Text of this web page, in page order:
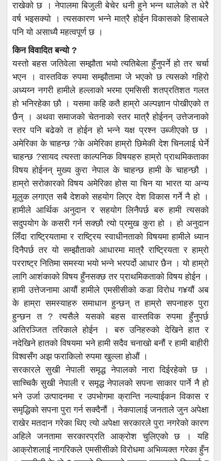
राखेको छ । नेपालमा बिजुली बेचेर धनी हुने भन्न थालेको त धेरै
वर्ष भइसक्यो । त्यसकारण भन्ने मात्रै होईन विकासको हिसाबले
पनि यो असाध्यै महत्वपूर्ण छ ।
किन विवादित बन्यो ?
यस्तो बहस जतिवेला सम्झौता भयो त्यतिबेला हुँनुपर्ने हो तर चर्चा
भएन । वास्तविक रुपमा सम्झौतामा जे भएको छ त्यसको गहिरो
अध्यय्न नगरी हामीले हल्लाको भरमा एमसिसी शतप्रतिशत गलत
हो भनिरहेका छौ । यसमा कहि कतै हाम्रो अल्पज्ञान पोखीएको त
छैन् । अथवा समाजको चेतनाको स्तर मात्रै होईनन् उत्तेजनाको
स्तर पनि बढेको त होईन हो भन्ने यक्ष प्रश्न उब्जीएको छ ।
अमेरिका के चाहन्छ ?के अमेरिका हाम्रो छिमेकी देश चिनलाई घेर्ने
चाहन्छ ?सायद त्यस्ता काल्पनिक विषयहरु हाम्रो प्राथमिकताका
विषय होईनन् मुख्य कुरा नेपाल के चाहन्छ हामी के चाहन्छौ ।
हाम्रो सरोकारको विषय अमेरिका होस या चिन या भारत या अन्य
मूलुक लगाएत सबै देशको सहयोग लिएर देश विकास गर्ने नै हो ।
हामीले आर्थिक अनुदान र सहयोग लिनैपर्छ बरु हामी त्यसको
सदुपयोग के कसरी गर्न सक्छौ त्यो प्रमुख कुरा हो । हो अनुदान
लिँदा राष्ट्रियतामा र राष्ट्रिय स्वाधीनताको विषयमा हामीले ध्यान
दिनैपर्छ तर यो सम्झौताको आधारमा मात्रै राष्ट्रियता र हाम्रो
परराष्ट्र नितिमा समस्या भयो भन्ने भरपर्दो आधार छैन । यो हाम्रो
लागि आशंकाको विषय हुँनसक्छ तर प्राथमिकताको विषय होईन ।
हामी उत्तेजनामा आयौं हामीले एमसीसीको कडा विरोध ग¥यौं अब
के हाम्रा समस्याहरु समाधान हुन्छन् त हाम्रो सपनाहरु पुरा
हुन्छन त ? त्यसैले यसको बहस वास्तविक रुपमा हुँनुपर्छ
अतिरञ्जित तरिकाले होईन । बरु उनिहरुको देखिने हात र
नदेखिने हातको विषयमा भने हामी सदैव चनाखो बनौं र हामी बाहीरी
विश्वसँग अझ फराकिलो रुपमा खुल्ला होऔं ।
सरकारले सुखी नेपाली समृद्ध नेपालको नारा दिईरहेको छ ।
साच्चिकै सुखी नेपाली र समृद्ध नेपालको सपना साकार पार्ने नै हो
भने उर्जा उत्पादनमा र उपभोगमा क्रान्ति नल्याईकन विकास र
समृद्धिको सपना पुरा गर्न सक्दैनौं । नेकपालाई जनताले जुन अपेक्षा
राखेर मतदान गरेका थिए त्यो अपेक्षा सरकारले पुरा नगरेको कारण
अहिले जनतामा सरकारप्रति आक्रोश चुलिएको छ । यहि
आक्रोशलाई नागरिकले एमसीसीको विरोधमा अभिव्यक्त गरेका हुँन